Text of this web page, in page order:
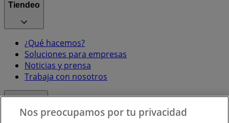
Tiendeo
¿Qué hacemos?
Soluciones para empresas
Noticias y prensa
Trabaja con nosotros
Nos preocupamos por tu privacidad